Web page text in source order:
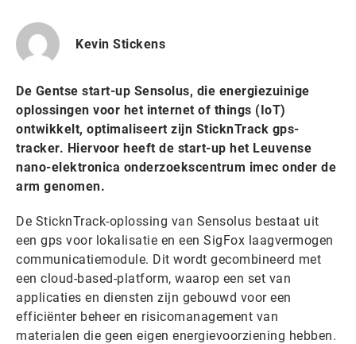
Kevin Stickens
De Gentse start-up Sensolus, die energiezuinige
oplossingen voor het internet of things (IoT)
ontwikkelt, optimaliseert zijn SticknTrack gps-
tracker. Hiervoor heeft de start-up het Leuvense
nano-elektronica onderzoekscentrum imec onder de
arm genomen.
De SticknTrack-oplossing van Sensolus bestaat uit
een gps voor lokalisatie en een SigFox laagvermogen
communicatiemodule. Dit wordt gecombineerd met
een cloud-based-platform, waarop een set van
applicaties en diensten zijn gebouwd voor een
efficiënter beheer en risicomanagement van
materialen die geen eigen energievoorziening hebben.